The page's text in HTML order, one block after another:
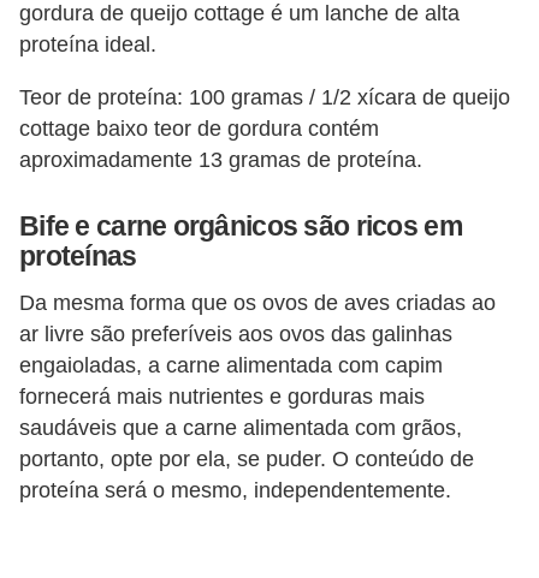
gordura de queijo cottage é um lanche de alta
proteína ideal.
Teor de proteína: 100 gramas / 1/2 xícara de queijo
cottage baixo teor de gordura contém
aproximadamente 13 gramas de proteína.
Bife e carne orgânicos são ricos em
proteínas
Da mesma forma que os ovos de aves criadas ao
ar livre são preferíveis aos ovos das galinhas
engaioladas, a carne alimentada com capim
fornecerá mais nutrientes e gorduras mais
saudáveis ​​que a carne alimentada com grãos,
portanto, opte por ela, se puder. O conteúdo de
proteína será o mesmo, independentemente.